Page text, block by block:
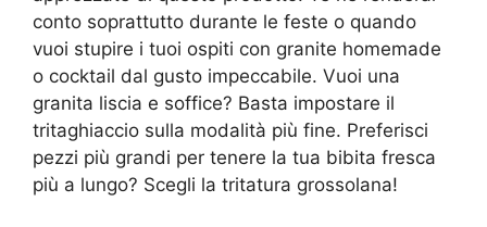
conto soprattutto durante le feste o quando
vuoi stupire i tuoi ospiti con granite homemade
o cocktail dal gusto impeccabile. Vuoi una
granita liscia e soffice? Basta impostare il
tritaghiaccio sulla modalità più fine. Preferisci
pezzi più grandi per tenere la tua bibita fresca
più a lungo? Scegli la tritatura grossolana!